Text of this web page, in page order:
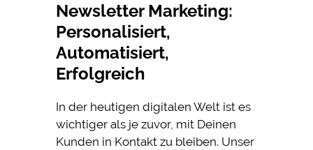
Fullservice Marketing in Deiner Sprache
Newsletter Marketing:
Personalisiert,
Automatisiert,
Erfolgreich
In der heutigen digitalen Welt ist es
wichtiger als je zuvor, mit Deinen
Kunden in Kontakt zu bleiben. Unser